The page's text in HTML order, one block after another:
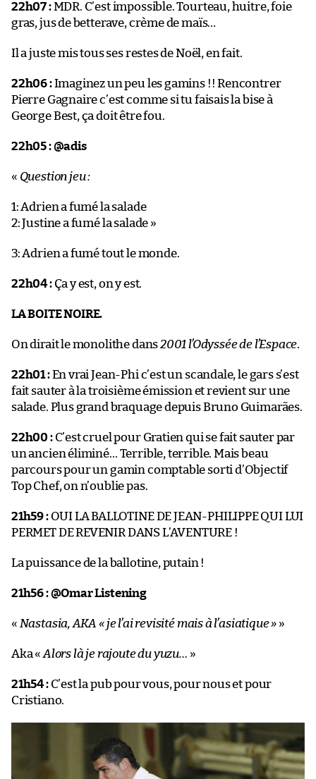
22h07 :MDR. C’est impossible. Tourteau, huitre, foie
gras, jus de betterave, crème de maïs…
Il a juste mis tous ses restes de Noël, en fait.
22h06 :Imaginez un peu les gamins !! Rencontrer
Pierre Gagnaire c’est comme si tu faisais la bise à
George Best, ça doit être fou.
22h05 :@adis
« Question jeu :
1: Adrien a fumé la salade
2: Justine a fumé la salade »
3: Adrien a fumé tout le monde.
22h04 :Ça y est, on y est.
LA BOITE NOIRE.
On dirait le monolithe dans2001 l’Odyssée de l’Espace.
22h01 :En vrai Jean-Phi c’est un scandale, le gars s’est
fait sauter à la troisième émission et revient sur une
salade. Plus grand braquage depuis Bruno Guimarães.
22h00 :C’est cruel pour Gratien qui se fait sauter par
un ancien éliminé… Terrible, terrible. Mais beau
parcours pour un gamin comptable sorti d’Objectif
Top Chef, on n’oublie pas.
21h59 :OUI LA BALLOTINE DE JEAN-PHILIPPE QUI LUI
PERMET DE REVENIR DANS L’AVENTURE !
La puissance de la ballotine, putain !
21h56 :@Omar Listening
« Nastasia, AKA « je l’ai revisité mais à l’asiatique » »
Aka « Alors là je rajoute du yuzu… »
21h54 :C’est la pub pour vous, pour nous et pour
Cristiano.